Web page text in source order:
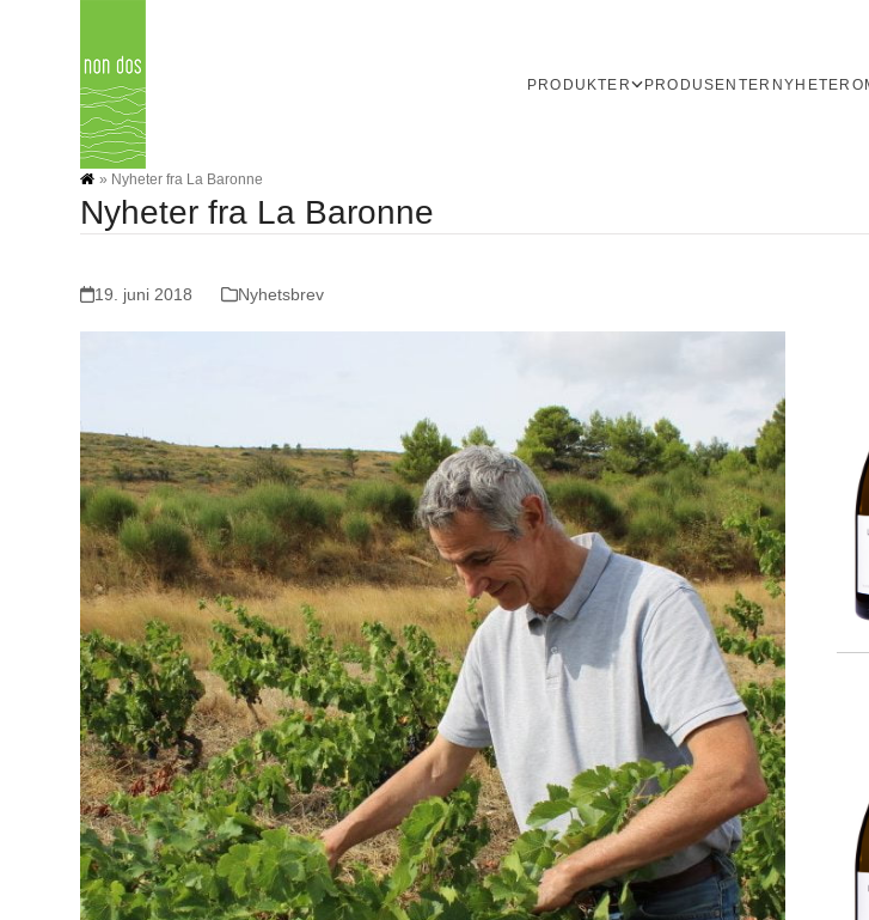
PRODUKTER PRODUSENTER NYHETER
» Nyheter fra La Baronne
Nyheter fra La Baronne
19. juni 2018 Nyhetsbrev